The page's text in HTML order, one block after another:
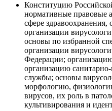
Конституцию
нормативные правовые
сфере
организации
основы по избранной
организации
Федерации;
организацию
службы; основы
морфологию,
вирусов, их роль в
культивирования и